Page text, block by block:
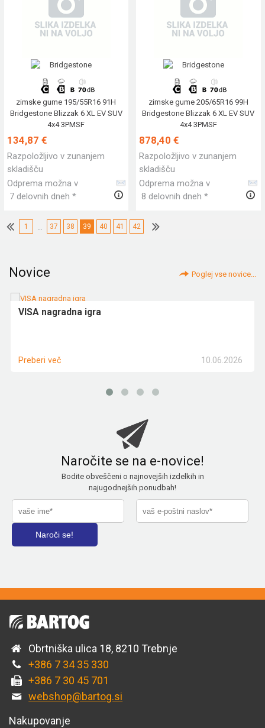
zimske gume 195/55R16 91H
Bridgestone Blizzak 6 XL EV SUV
4x4 3PMSF
134,87 €
Razpoložljivo v zunanjem
skladišču
Odprema možna v
7 delovnih dneh *
zimske gume 205/65R16 99H
Bridgestone Blizzak 6 XL EV SUV
4x4 3PMSF
878,40 €
Razpoložljivo v zunanjem
skladišču
Odprema možna v
8 delovnih dneh *
1 37 38 39 40 41 42
Novice Poglej vse novice...
VISA nagradna igra
10.06.2026
Preberi več
Naročite se na e-novice!
Bodite obveščeni o najnovejših izdelkih in
najugodnejših ponudbah!
Obrtniška ulica 18, 8210 Trebnje
+386 7 34 35 330
+386 7 30 45 701
webshop@bartog.si
Nakupovanje